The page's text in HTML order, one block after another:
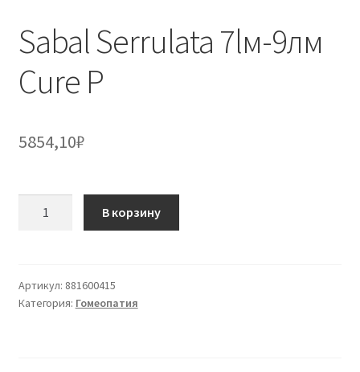
Sabal Serrulata 7lм-9лм
Cure P
5854,10₽
7lм-9лм
Cure
В корзину
Артикул: 881600415
Категория: Гомеопатия